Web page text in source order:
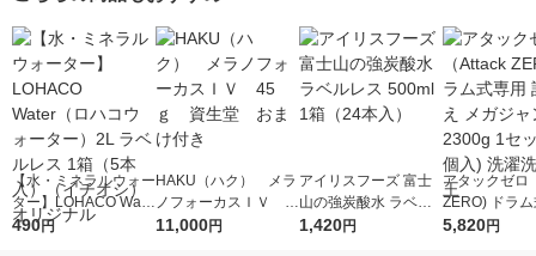
【水・ミネラルウォー
ター】LOHACO Wate
r（ロハコウォータ
490円
HAKU（ハク） メラ
ノフォーカスＩＶ 4
5ｇ 資生堂 おまけ
11,000円
アイリスフーズ 富士
山の強炭酸水 ラベル
レス 500ml 1箱（24
1,420円
アタックゼロ
ZERO) ドラ
詰め替え メガ
5,820円